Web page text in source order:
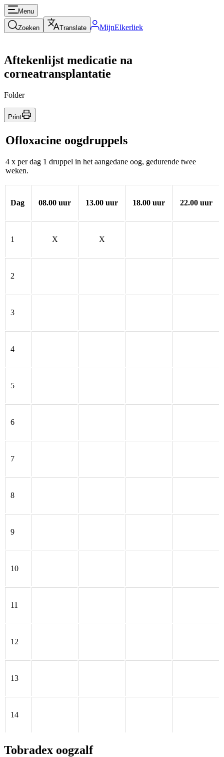
Menu
Zoeken Translate MijnElkerliek
Aftekenlijst medicatie na
corneatransplantatie
Folder
Print
Ofloxacine oogdruppels
4 x per dag 1 druppel in het aangedane oog, gedurende twee
weken.
Dag 08.00 uur 13.00 uur 18.00 uur 22.00 uur
1 X X
2
3
4
5
6
7
8
9
10
11
12
13
14
Tobradex oogzalf